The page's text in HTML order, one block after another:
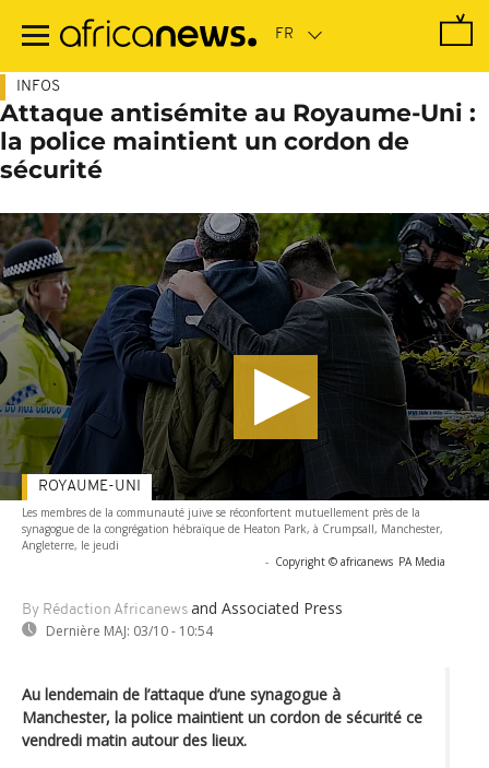
contenu
INFOS
Attaque antisémite au Royaume-Uni :
la police maintient un cordon de
sécurité
Les membres de la communauté juive se réconfortent mutuellement près de la
synagogue de la congrégation hébraïque de Heaton Park, à Crumpsall, Manchester,
Angleterre, le jeudi
- Copyright © africanews PA Media
By Rédaction Africanews and Associated Press
Dernière MAJ: 03/10 - 10:54
ROYAUME-UNI
Au lendemain de l’attaque d’une synagogue à
Manchester, la police maintient un cordon de sécurité ce
vendredi matin autour des lieux.